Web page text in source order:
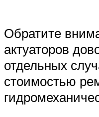
Обратите
актуаторов
отдельных
стоимостью